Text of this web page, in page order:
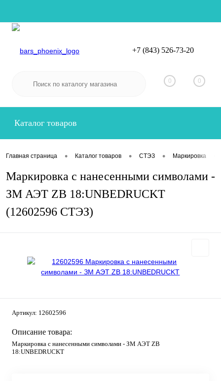
Вход
+7 (843) 526-73-20
0 0
Каталог товаров
Главная страница • Каталог товаров • СТЭЗ • Маркировка
Маркировка с нанесенными символами -
ЗМ АЭТ ZB 18:UNBEDRUCKT
(12602596 СТЭЗ)
Артикул: 12602596
Описание товара:
Маркировка с нанесенными символами - ЗМ АЭТ ZB
18:UNBEDRUCKT